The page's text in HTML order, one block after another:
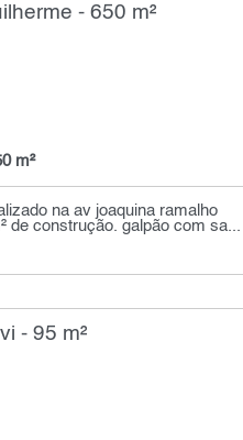
- 650 m²
m²
na av joaquina ramalho
de construção. galpão com sa...
- 95 m²